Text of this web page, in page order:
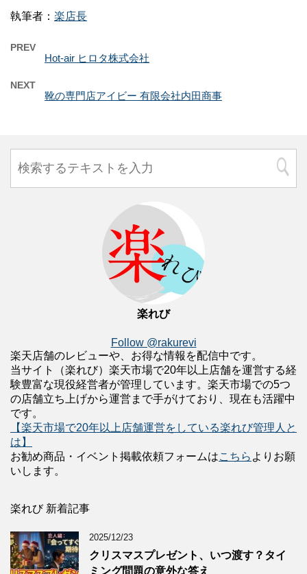
執筆者： 楽店長
PREV
Hot-air ヒロタ株式会社
NEXT
靴の専門店アイビー 有限会社内田商事
楽れび
Follow @rakurevi
楽天店舗のレビューや、お得な情報を配信中です。
当サイト（楽れび）楽天市場で20年以上店舗を運営する経
験豊富な現役経営者が管理しています。楽天市場での5つ
の店舗立ち上げから運営まで手がけており、現在も活躍中
です。
【楽天市場で20年以上店舗運営をしている楽れび管理人と
は】
お勧め商品・イベント掲載依頼フォームはこちら よりお願
いします。
楽れび 新着記事
2025/12/23
クリスマスプレゼント、いつ渡す？タイ
ミング問題の意外な答え